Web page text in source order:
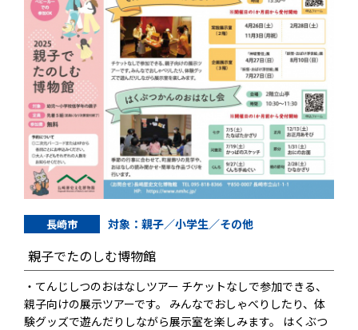
長崎市 対象：親子／小学生／その他
親子でたのしむ博物館
・てんじしつのおはなしツアー チケットなしで参加できる、
親子向けの展示ツアーです。 みんなでおしゃべりしたり、体
験グッズで遊んだりしながら展示室を楽しみます。 はくぶつ